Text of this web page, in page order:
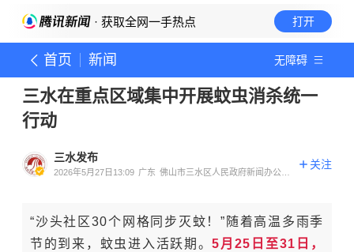
· 获取全网一手热点 打开
首页 新闻 无障碍
三水在重点区域集中开展蚊虫消杀统一
行动
三水发布
2026年5月27日13:09 广东 佛山市三水区人民政府新闻办公室
关注
“沙头社区30个网格同步灭蚊！”随着高温多雨季
节的到来，蚊虫进入活跃期。5月25日至31日，